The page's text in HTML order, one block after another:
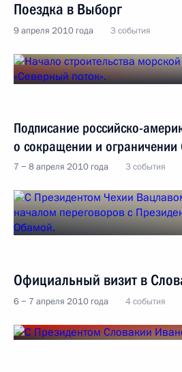
Поездка в Выборг
9 апреля 2010 года 3 события
Подписание российско-
о сокращении и
7 − 8 апреля 2010 года 3 события
Официальный визит в
6 − 7 апреля 2010 года 4 события